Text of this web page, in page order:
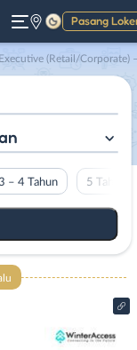
Pasang
Gelap
– Techincal Support (Teknisi) – Accounting & Tax di PT. Citra Jelajah Informatika
– 4 Tahun 5 Tahun